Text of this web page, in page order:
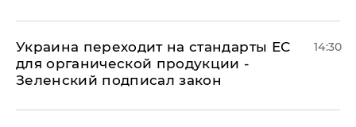
Украина переходит на стандарты ЕС
для органической продукции -
Зеленский подписал закон
14:30